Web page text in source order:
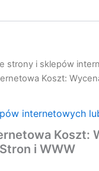
strony i sklepów
Koszt:
internetowych
Koszt:
i WWW